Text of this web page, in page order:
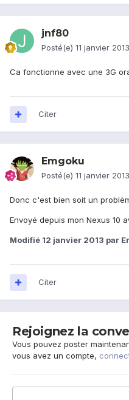
jnf80
Posté(e) 11 janvier 2013
Ca fonctionne avec une 3G
Citer
Emgoku
Posté(e) 11 janvier 2013
Donc c'est bien soit un
Envoyé depuis mon Nexus 10
Modifié 12 janvier 2013 par
Citer
Rejoignez la
Vous pouvez poster
vous avez un compte,